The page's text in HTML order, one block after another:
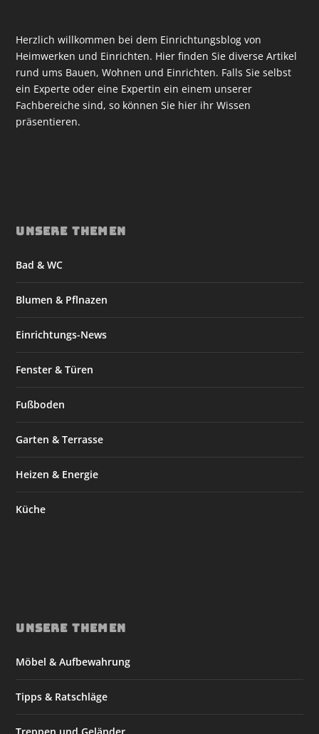
Herzlich willkommen bei dem Einrichtungsblog von
Heimwerken und Einrichten. Hier finden Sie diverse Artikel
rund ums Bauen, Wohnen und Einrichten. Falls Sie selbst
ein Experte oder eine Expertin ein einem unserer
Fachbereiche sind, so können Sie hier ihr Wissen
präsentieren.
UNSERE THEMEN
Bad & WC
Blumen & Pflnazen
Einrichtungs-News
Fenster & Türen
Fußboden
Garten & Terrasse
Heizen & Energie
Küche
UNSERE THEMEN
Möbel & Aufbewahrung
Tipps & Ratschläge